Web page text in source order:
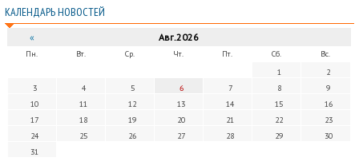
КАЛЕНДАРЬ НОВОСТЕЙ
« Авг.2026
Пн. Вт. Ср. Чт. Пт. Сб.
Вс.
1
2
3
4 5 6 7 8
9
10
11 12 13 14 15
16
17
18 19 20 21 22
23
24
25 26 27 28 29
30
31